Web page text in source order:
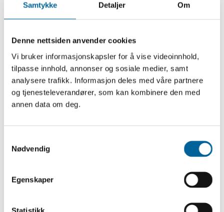
Samtykke Detaljer Om
Denne nettsiden anvender cookies
Vi bruker informasjonskapsler for å vise videoinnhold,
tilpasse innhold, annonser og sosiale medier, samt
analysere trafikk. Informasjon deles med våre partnere
og tjenesteleverandører, som kan kombinere den med
annen data om deg.
Nødvendig
Egenskaper
Statistikk
Takk også til Fritt Ord for tildeling av prisen.
Åpenhet er en forutsetning for
demokratiet. For å forsvare demokratiet
er det derfor viktig at trusler mot
åpenhet får oppmerksomhet. Vi håper at
denne prisen kan være med på å øke
medier og andres oppmerksomhet om
nåværende og fremtidige regjeringer: Når styringssvikt
har fått alvorlige konsekvenser, må alle kort legges på